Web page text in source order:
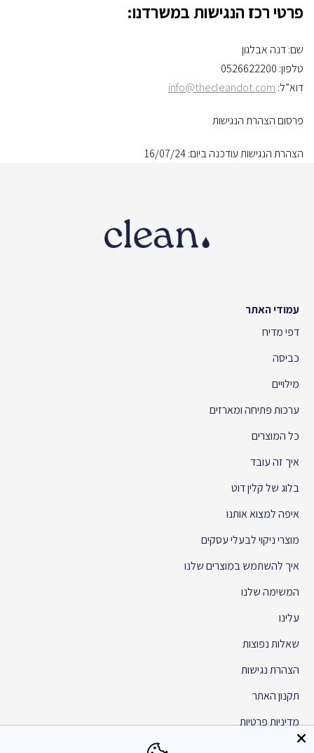
פרטי רכז הנגישות במשרדנו:
שם: דנה אבלגון
טלפון: 0526622200
דוא”ל: info@thecleandot.com
פרסום הצהרת הנגישות
הצהרת הנגישות עודכנה ביום: 16/07/24
עמודי האתר
דפי מדיח
כביסה
מילויים
ערכות פתיחה ומארזים
כל המוצרים
איך זה עובד
בלוג של קלין דוט
איפה למצוא אותנו
מוצרי ניקוי לבעלי עסקים
איך להשתמש במוצרים שלנו
המשימה שלנו
עלינו
שאלות נפוצות
הצהרת נגישות
תקנון האתר
מדיניות פרטיות
שת״פ והפצה